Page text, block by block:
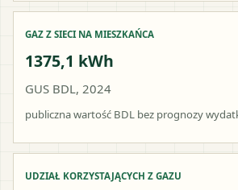
GAZ Z SIECI NA MIESZKAŃCA
1375,1 kWh
GUS BDL, 2024
publiczna wartość BDL bez prognozy
UDZIAŁ KORZYSTAJĄCYCH Z GAZU